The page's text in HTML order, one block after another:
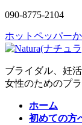
コ
テ
ン
ツ
へ
ス
ナ
ゲ
ー
シ
ョ
ン
090-8775-2104
ホットペッパー
ブライダル、妊
女性のためのプ
ホーム
初めての方